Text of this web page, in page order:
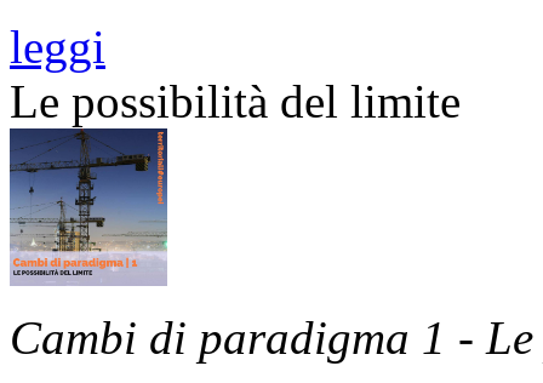
leggi
Le possibilità del limite
Cambi di paradigma 1 -